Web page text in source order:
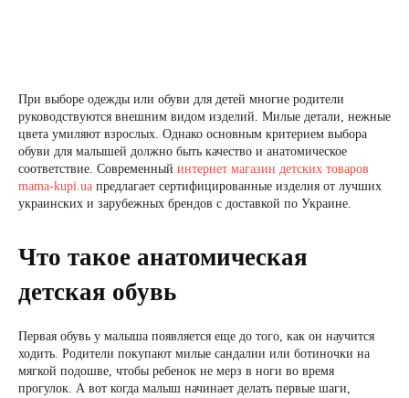
При выборе одежды или обуви для детей многие родители
руководствуются внешним видом изделий. Милые детали, нежные
цвета умиляют взрослых. Однако основным критерием выбора
обуви для малышей должно быть качество и анатомическое
соответствие. Современный интернет магазин детских товаров
mama-kupi.ua предлагает сертифицированные изделия от лучших
украинских и зарубежных брендов с доставкой по Украине.
Что такое анатомическая
детская обувь
Первая обувь у малыша появляется еще до того, как он научится
ходить. Родители покупают милые сандалии или ботиночки на
мягкой подошве, чтобы ребенок не мерз в ноги во время
прогулок. А вот когда малыш начинает делать первые шаги,